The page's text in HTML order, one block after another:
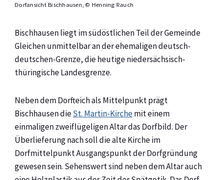
Dorfansicht Bischhausen, © Henning Rauch
Bischhausen liegt im südöstlichen Teil der Gemeinde
Gleichen unmittelbar an der ehemaligen deutsch-
deutschen-Grenze, die heutige niedersächsisch-
thüringische Landesgrenze.
Neben dem Dorfteich als Mittelpunkt prägt
Bischhausen dieSt. Martin-Kirchemit einem
einmaligen zweiflügeligen Altar das Dorfbild. Der
Überlieferung nach soll die alte Kirche im
Dorfmittelpunkt Ausgangspunkt der Dorfgründung
gewesen sein. Sehenswert sind neben dem Altar auch